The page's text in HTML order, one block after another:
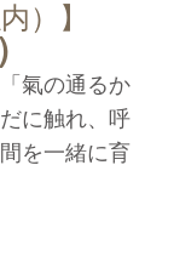
）】
氣の通るか
に触れ、呼
を一緒に育